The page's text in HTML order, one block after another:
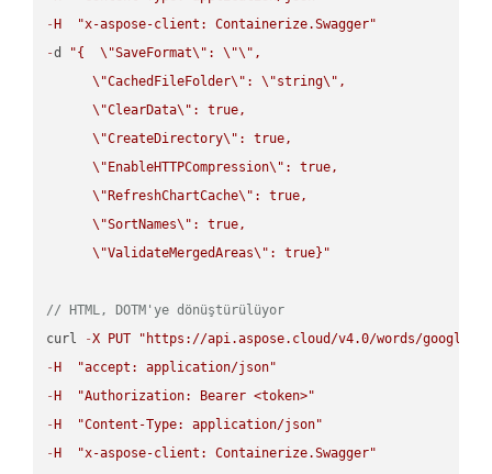
- H
"x-aspose-client: Containerize.Swagger"
-d "{ \"SaveFormat\" : \"\" ,
\"CachedFileFolder\" : \"string\" ,
\"ClearData\" : true,
\"CreateDirectory\" : true,
\" EnableHTTPCompression\" : true,
\" RefreshChartCache\" : true,
\"SortNames\" : true,
\"ValidateMergedAreas\" : true}"
// HTML, DOTM'ye dönüştürülüyor
curl
-X PUT
"https://api.aspose.cloud/v4.0/words/
- H
"accept: application/json"
- H
"Authorization: Bearer <token>"
- H
"Content-Type: application/json"
- H
"x-aspose-client: Containerize.Swagger"